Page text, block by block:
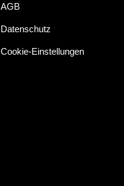
AGB
Datenschutz
Cookie-Einstellungen